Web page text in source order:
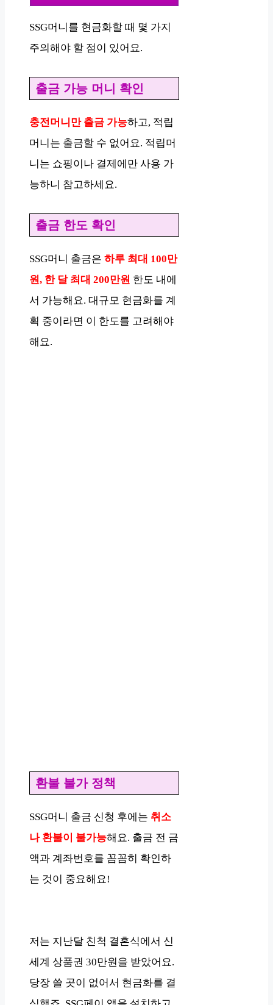
SSG머니를 현금화할 때 몇 가지
주의해야 할 점이 있어요.
출금 가능 머니 확인
충전머니만 출금 가능하고, 적립
머니는 출금할 수 없어요. 적립머
니는 쇼핑이나 결제에만 사용 가
능하니 참고하세요.
출금 한도 확인
SSG머니 출금은 하루 최대 100만
원, 한 달 최대 200만원 한도 내에
서 가능해요. 대규모 현금화를 계
획 중이라면 이 한도를 고려해야
해요.
환불 불가 정책
SSG머니 출금 신청 후에는 취소
나 환불이 불가능해요. 출금 전 금
액과 계좌번호를 꼼꼼히 확인하
는 것이 중요해요!
저는 지난달 친척 결혼식에서 신
세계 상품권 30만원을 받았어요.
당장 쓸 곳이 없어서 현금화를 결